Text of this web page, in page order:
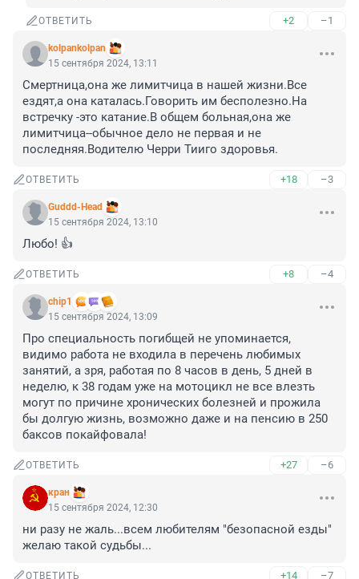
ОТВЕТИТЬ +2 –1
kolpankolpan
15 сентября 2024, 13:11
Смертница,она же лимитчица в нашей жизни.Все
ездят,а она каталась.Говорить им бесполезно.На
встречку -это катание.В общем больная,она же
лимитчица--обычное дело не первая и не
последняя.Водителю Черри Тииго здоровья.
ОТВЕТИТЬ +18 –3
Guddd-Head
15 сентября 2024, 13:10
Любо! 👍
ОТВЕТИТЬ +8 –4
chip1
15 сентября 2024, 13:09
Про специальность погибщей не упоминается,
видимо работа не входила в перечень любимых
занятий, а зря, работая по 8 часов в день, 5 дней в
неделю, к 38 годам уже на мотоцикл не все влезть
могут по причине хронических болезней и прожила
бы долгую жизнь, возможно даже и на пенсию в 250
баксов покайфовала!
ОТВЕТИТЬ +27 –6
кран
15 сентября 2024, 12:30
ни разу не жаль...всем любителям "безопасной езды"
желаю такой судьбы...
ОТВЕТИТЬ +14 –7